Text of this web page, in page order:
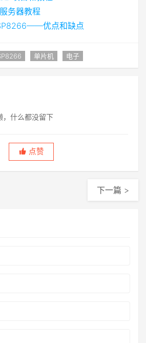
务器教程
优点和缺点
单片机 电子
，什么都没留下
点赞
下一篇 >